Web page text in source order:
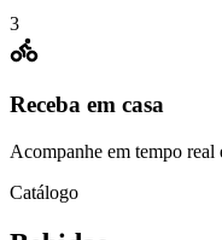
3
Receba em casa
Acompanhe em tempo real
Catálogo